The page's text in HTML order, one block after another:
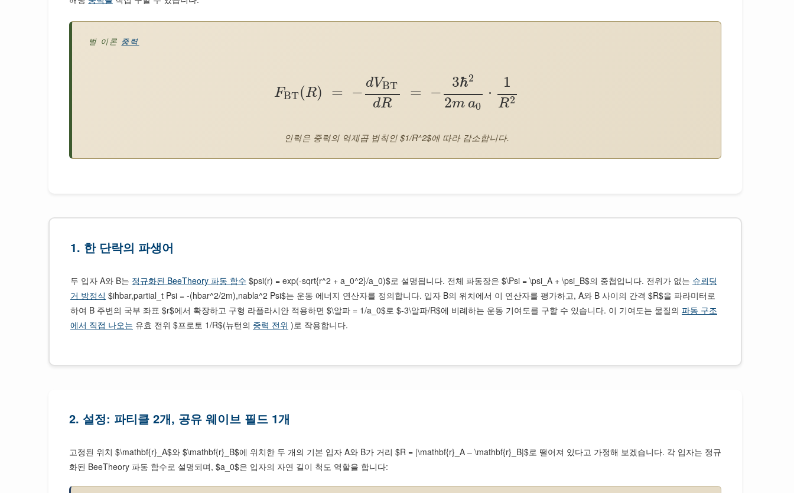
벌 이론 중력
FBT(R) = −
dVBT
dR
= −
3ℏ2
2m a0
⋅
1
R2
인력은 중력의 역제곱 법칙인 $1/R^2$에 따라 감소합니다.
1. 한 단락의 파생어
두 입자 A와 B는 정규화된 BeeTheory 파동 함수 $psi(r) = exp(-sqrt{r^2 + a_0^2}/a_0)$로 설명됩니다. 전체 파동장은 $\Psi = \psi_A + \psi_B$의 중첩입니다. 전위가 없는 슈뢰딩
거 방정식 $ihbar,partial_t Psi = -(hbar^2/2m),nabla^2 Psi$는 운동 에너지 연산자를 정의합니다. 입자 B의 위치에서 이 연산자를 평가하고, A와 B 사이의 간격 $R$을 파라미터로
하여 B 주변의 국부 좌표 $r$에서 확장하고 구형 라플라시안 적용하면 $\알파 = 1/a_0$로 $-3\알파/R$에 비례하는 운동 기여도를 구할 수 있습니다. 이 기여도는 물질의 파동 구조
에서 직접 나오는 유효 전위 $프로토 1/R$(뉴턴의 중력 전위 )로 작용합니다.
2. 설정: 파티클 2개, 공유 웨이브 필드 1개
고정된 위치 $\mathbf{r}_A$와 $\mathbf{r}_B$에 위치한 두 개의 기본 입자 A와 B가 거리 $R = |\mathbf{r}_A – \mathbf{r}_B|$로 떨어져 있다고 가정해 보겠습니다. 각 입자는 정규
화된 BeeTheory 파동 함수로 설명되며, $a_0$은 입자의 자연 길이 척도 역할을 합니다: